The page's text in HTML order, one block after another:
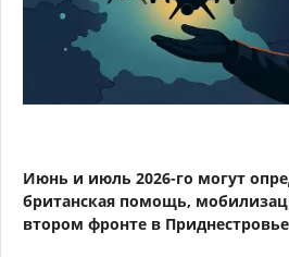
Июнь и июль 2026-го могут
британская помощь,
втором фронте в Приднестровье